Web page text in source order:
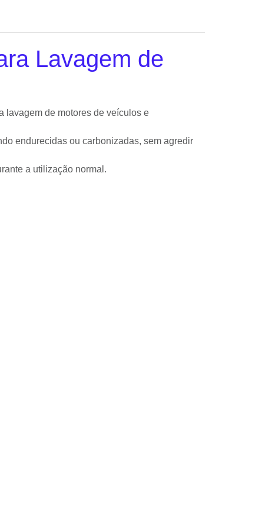
Lavagem de
lavagem de motores de veículos e
endurecidas ou carbonizadas, sem agredir
a utilização normal.